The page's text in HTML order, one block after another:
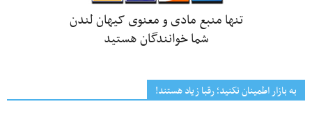
تنها منبع مادی و معنوی کیهان لندن
شما خوانندگان هستید
به بازار اطمینان نکنید؛ رقبا زیاد هستند!